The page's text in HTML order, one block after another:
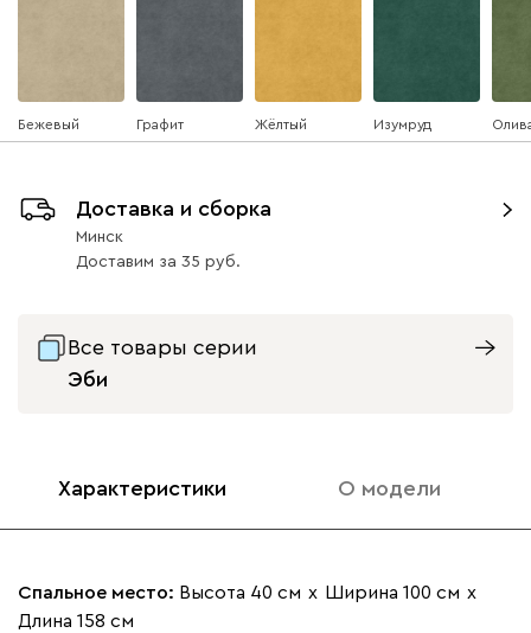
Бежевый Графит Жёлтый Изумруд
Ультра
Айвори (Ivory)
Бежевый
Доставка и сборка
Минск
Доставим за 35
Все товары серии
Эби
Характеристики О модели
Спальное место: Высота 40 см х Ширина 100 см х
Длина 158 см